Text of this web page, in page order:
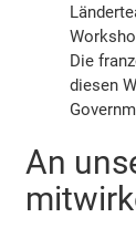
Die
diesen
An